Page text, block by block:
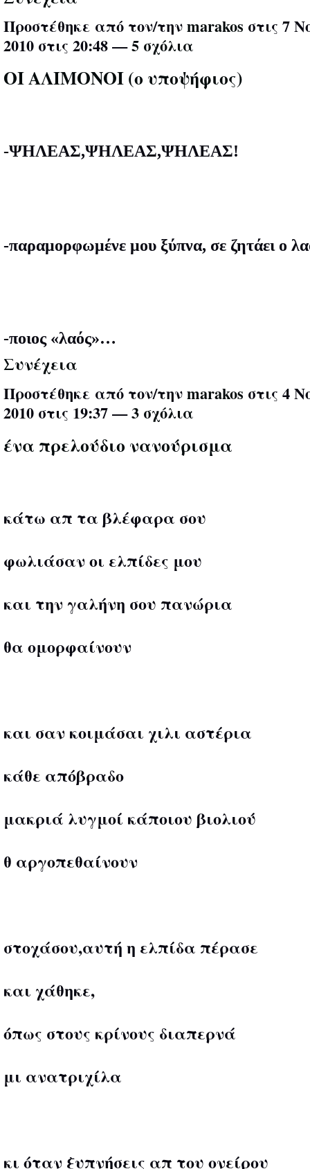
Προστέθηκε από τον/τηνmarakos στις 7
2010 στις 20:48 —5 σχόλια
ΟΙ ΑΛΙΜΟΝΟΙ (ο υποψήφιος)
-ΨΗΛΕΑΣ,ΨΗΛΕΑΣ,ΨΗΛΕΑΣ!
-παραμορφωμένε μου ξύπνα, σε ζητάει ο
-ποιος «λαός»…
Συνέχεια
Προστέθηκε από τον/τηνmarakos στις 4
2010 στις 19:37 —3 σχόλια
ένα πρελούδιο νανούρισμα
κάτω απ τα βλέφαρα σου
φωλιάσαν οι ελπίδες μου
και την γαλήνη σου πανώρια
θα ομορφαίνουν
και σαν κοιμάσαι χιλι αστέρια
κάθε απόβραδο
μακριά λυγμοί κάποιου βιολιού
θ αργοπεθαίνουν
στοχάσου,αυτή η ελπίδα πέρασε
και χάθηκε,
όπως στους κρίνους διαπερνά
μι ανατριχίλα
κι όταν ξυπνήσεις απ του ονείρου